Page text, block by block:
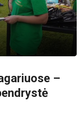
–